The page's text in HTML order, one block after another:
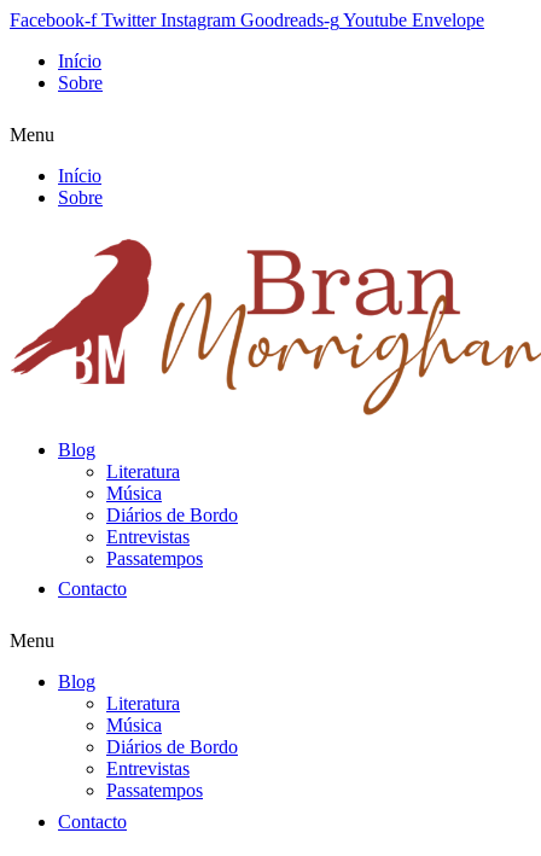
Facebook-f Twitter Instagram Goodreads-gYoutube Envelope
Início
Sobre
Menu
Início
Sobre
Blog
Literatura
Música
Diários de Bordo
Entrevistas
Passatempos
Contacto
Menu
Blog
Literatura
Música
Diários de Bordo
Entrevistas
Passatempos
Contacto